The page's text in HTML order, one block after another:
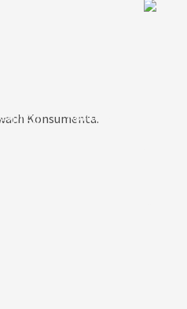
Kontakt
Konsumenta.